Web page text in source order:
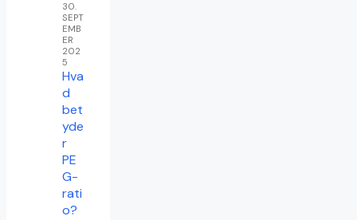
30.
SEPT
EMB
ER
202
5
Hva
d
bet
yde
r
PE
G-
rati
o?